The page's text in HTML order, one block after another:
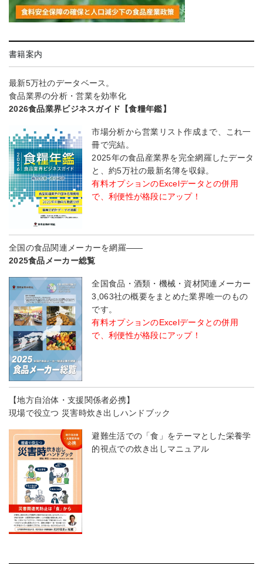
書籍案内
最新5万社のデータベース。
食品業界の分析・営業を効率化
2026食品業界ビジネスガイド【食糧年鑑】
市場分析から営業リスト作成まで、これ一
冊で完結。
2025年の食品産業界を完全網羅したデータ
と、約5万社の最新名簿を収録。
有料オプションのExcelデータとの併用
で、利便性が格段にアップ！
全国の食品関連メーカーを網羅――
2025食品メーカー総覧
全国食品・酒類・機械・資材関連メーカー
3,063社の概要をまとめた業界唯一のもの
です。
有料オプションのExcelデータとの併用
で、利便性が格段にアップ！
【地方自治体・支援関係者必携】
現場で役立つ 災害時炊き出しハンドブック
避難生活での「食」をテーマとした栄養学
的視点での炊き出しマニュアル